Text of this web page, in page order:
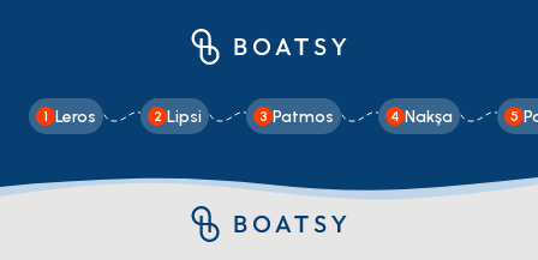
1 Leros 2 Lipsi 3 Patmos 4 Nakşa 5